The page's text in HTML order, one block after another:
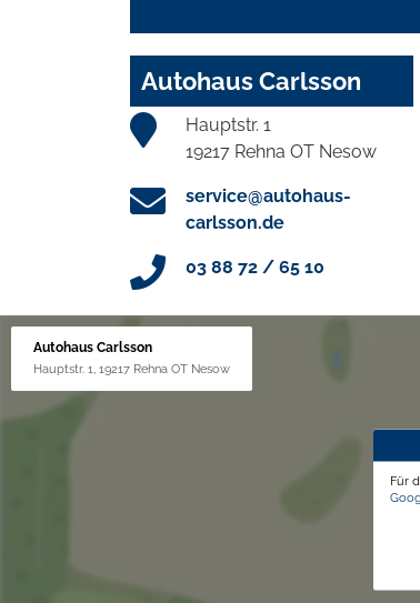
Autohaus Carlsson
Hauptstr. 1
19217 Rehna OT Nesow
service@autohaus-
carlsson.de
03 88 72 / 65 10
Autohaus Carlsson
Hauptstr. 1, 19217 Rehna OT Nesow
Für